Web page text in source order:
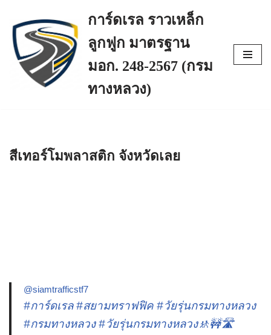
Skip
to
content
การ์ดเรล ราวเหล็ก
ลูกฟูก มาตรฐาน
มอก. 248-2567 (กรม
ทางหลวง)
สีเทอร์โมพลาสติก จังหวัดเลย
@siamtrafficstf7
#การ์ดเรล #สยามทราฟฟิค #วัยรุ่นกรมทางหลวง
#กรมทางหลวง #วัยรุ่นกรมทางหลวง🚸🚧🛣️